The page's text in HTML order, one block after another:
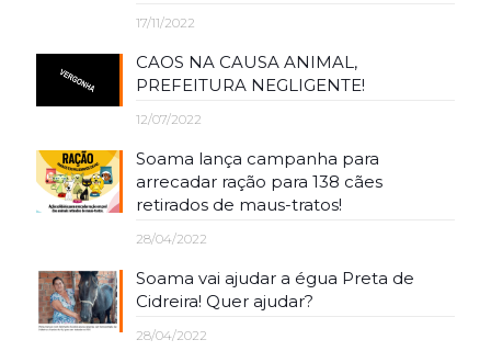
17/11/2022
CAOS NA CAUSA ANIMAL,
PREFEITURA NEGLIGENTE!
12/07/2022
Soama lança campanha para
arrecadar ração para 138 cães
retirados de maus-tratos!
28/04/2022
Soama vai ajudar a égua Preta de
Cidreira! Quer ajudar?
28/04/2022